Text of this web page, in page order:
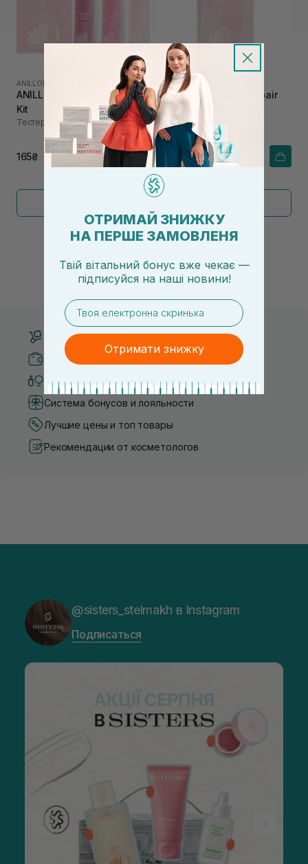
ANILLO
ANILLO Rosy Night Repair
Kit
Тестеры средств
165₴
ANILLO| ROSY NIGHT
ANILLO Rosy Night Repair
Hair Essence 10 мл
Эссенция для волос
Бесплатная доставка от 3000 UAH
Безопасные способы оплаты
Только оригинальная косметика
Система бонусов и лояльности
Лучшие цены и топ товары
Рекомендации от косметологов
@sisters_stelmakh в Instagram
Подписаться
ОТРИМАЙ ЗНИЖКУ
НА ПЕРШЕ ЗАМОВЛЕНЯ
Твій вітальний бонус вже чекає —
підписуйся на наші новини!
email
Отримати знижку